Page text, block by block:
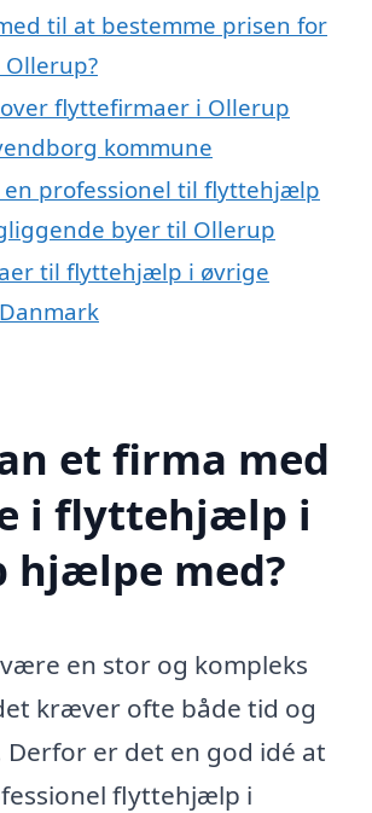
til at bestemme prisen for
flyttefirmaer i Ollerup
kommune
en professionel til flyttehjælp
byer til Ollerup
til flyttehjælp i øvrige
et firma med
i flyttehjælp i
hjælpe med?
en stor og kompleks
kræver ofte både tid og
Derfor er det en god idé at
flyttehjælp i